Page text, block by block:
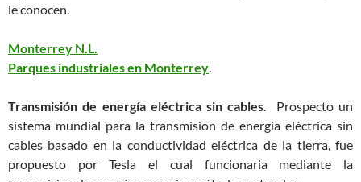
le conocen.
Monterrey N.L.
Parques industriales en Monterrey
Transmisión de energía eléctrica sin cables . Prospecto un
sistema mundial para la transmision de energía eléctrica sin
cables basado en la conductividad eléctrica de la tierra, fue
propuesto por Tesla el cual funcionaria mediante la